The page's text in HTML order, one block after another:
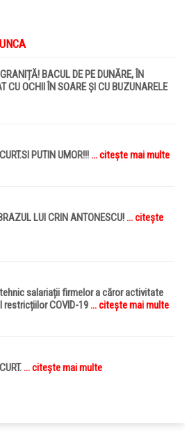
BACUL DE PE DUNĂRE, ÎN
CU OCHII ÎN SOARE ȘI CU BUZUNARELE
PUTIN UMOR!!!... citește mai multe
LUI CRIN ANTONESCU!... citește
salariații firmelor a căror activitate
COVID-19... citește mai multe
... citește mai multe